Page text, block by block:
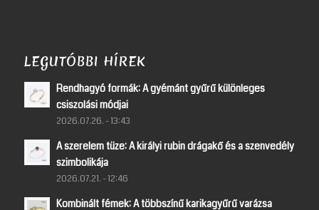
LEGUTÓBBI HÍREK
Rendhagyó formák: A gyémánt gyűrű különleges
csiszolási módjai
2026.07.26. - 13:43
A szerelem tüze: A királyi rubin drágakő és a szenvedély
szimbolikája
2026.07.21. - 12:46
Kombinált fémek: A többszínű karikagyűrű varázsa